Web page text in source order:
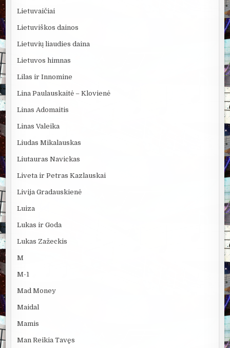
Lietuvaičiai
Lietuviškos dainos
Lietuvių liaudies daina
Lietuvos himnas
Lilas ir Innomine
Lina Paulauskaitė – Klovienė
Linas Adomaitis
Linas Valeika
Liudas Mikalauskas
Liutauras Navickas
Liveta ir Petras Kazlauskai
Livija Gradauskienė
Luiza
Lukas ir Goda
Lukas Zažeckis
M
M-1
Mad Money
Maidal
Mamis
Man Reikia Tavęs